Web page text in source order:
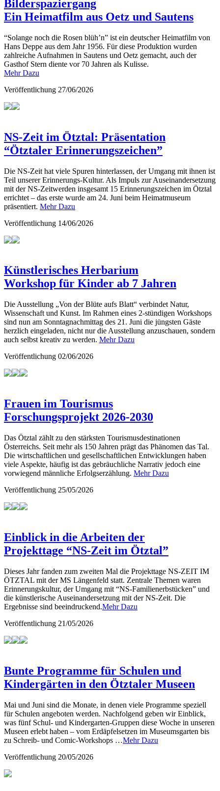
Bilderspaziergang
Ein Heimatfilm aus Oetz und Sautens
“Solange noch die Rosen blüh’n” ist ein deutscher Heimatfilm von
Hans Deppe aus dem Jahr 1956. Für diese Produktion wurden
zahlreiche Aufnahmen in Sautens und Oetz gemacht, auch der
Gasthof Stern diente vor 70 Jahren als Kulisse.
Mehr Dazu
Veröffentlichung 27/06/2026
NS-Zeit im Ötztal: Präsentation
“Ötztaler Erinnerungszeichen”
Die NS-Zeit hat viele Spuren hinterlassen, der Umgang mit ihnen ist
Teil unserer Erinnerungs-Kultur. Als Impuls zur Auseinandersetzung
mit der NS-Zeitwerden insgesamt 15 Erinnerungszeichen im Ötztal
errichtet – das erste wurde am 24. Juni beim Heimatmuseum
präsentiert. Mehr Dazu
Veröffentlichung 14/06/2026
Künstlerisches Herbarium
Workshop für Kinder ab 7 Jahren
Die Ausstellung „Von der Blüte aufs Blatt“ verbindet Natur,
Wissenschaft und Kunst. Im Rahmen eines 2-stündigen Workshops
sind nun am Sonntagnachmittag des 21. Juni die jüngsten Gäste
herzlich eingeladen, nicht nur die Ausstellung anzuschauen, sondern
auch selbst kreativ zu werden. Mehr Dazu
Veröffentlichung 02/06/2026
Frauen im Tourismus
Forschungsprojekt 2026-2030
Das Ötztal zählt zu den stärksten Tourismusdestinationen
Österreichs. Seit mehr als 150 Jahren prägt das Phänomen das Tal.
Die wirtschaftlichen und gesellschaftlichen Entwicklungen haben
viele Aspekte, häufig ist das gebräuchliche Narrativ jedoch eine
vorwiegend männliche Erfolgserzählung. Mehr Dazu
Veröffentlichung 25/05/2026
Einblick in die Arbeiten der
Projekttage “NS-Zeit im Ötztal”
Dieses Jahr fanden zum zweiten Mal die Projekttage NS-ZEIT IM
ÖTZTAL mit der MS Längenfeld statt. Zentrale Themen waren
Erinnerungskultur, der Umgang mit “NS-Familienerbstücken” und
die künstlerische Auseinandersetzung mit der NS-Zeit. Die
Ergebnisse sind beeindruckend.Mehr Dazu
Veröffentlichung 21/05/2026
Bunte Programme für Schulen und
Kindergärten in den Ötztaler Museen
Mai und Juni sind die Monate, in denen viele Programme speziell
für Schulen angeboten werden. Nachfolgend geben wir Einblick,
was fünf Schul- und Kindergarten-Gruppen diese Woche in unseren
Museen erlebt haben – vom Erdäpfelsetzen im Museumsgarten bis
zu Schreib- und Comic-Workshops …Mehr Dazu
Veröffentlichung 20/05/2026